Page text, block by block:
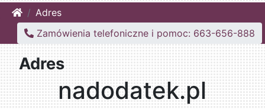
HomeAdres
Zamówienia telefoniczne i pomoc: 663-656-888
Adres
nadodatek.pl